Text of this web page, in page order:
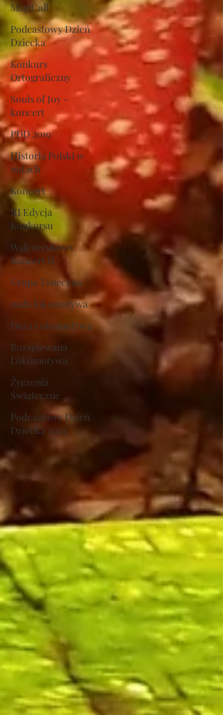
MagiCall
Podcastowy Dzień
Dziecka
Konkurs
Ortograficzny
Souls of Joy -
koncert
PDD 2019
Historia Polski w
nutach
Koncert
III Edycja
Konkursu
Walentynkowy
Koncert II
Grupa Taneczna
mała lokomotywa
Duża Lokomotywa
Rozśpiewana
Lokomotywa
Życzenia
Świąteczne
Podcastowy Dzień
Dziecka 2023